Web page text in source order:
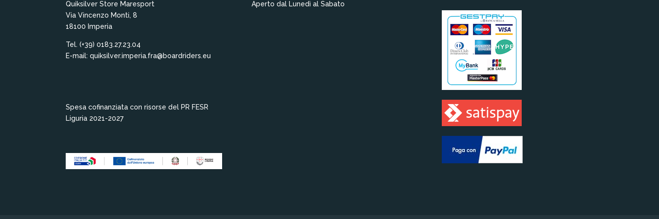
Quiksilver Store Maresport
Via Vincenzo Monti, 8
18100 Imperia
Tel. (+39) 0183.27.23.04
E-mail: quiksilver.imperia.fra@boardriders.eu
Spesa cofinanziata con risorse del PR FESR
Liguria 2021-2027
Aperto dal Lunedì al Sabato